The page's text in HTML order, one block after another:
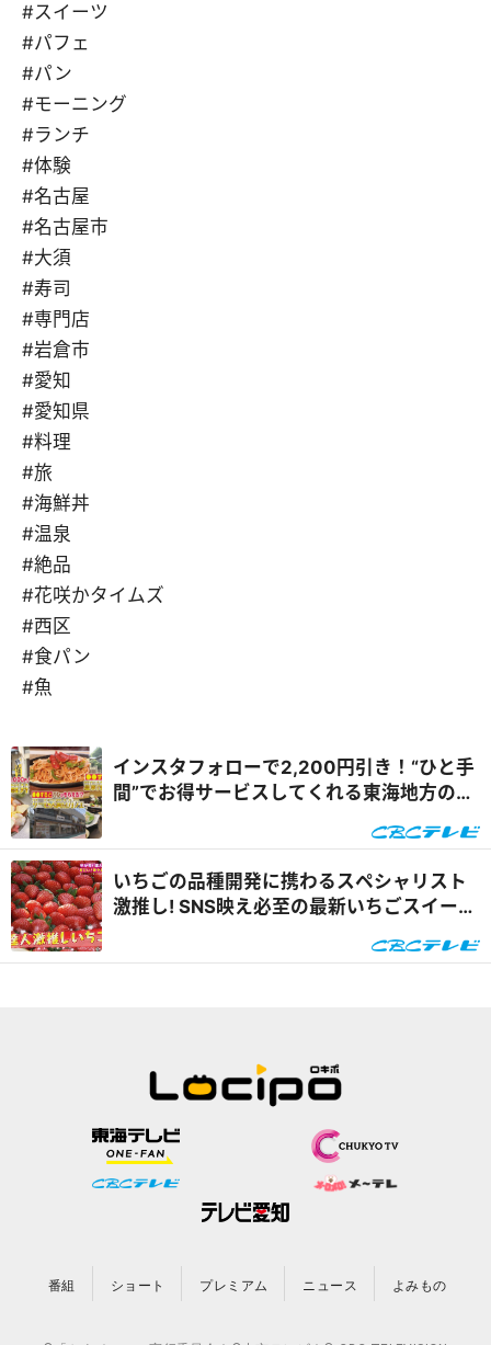
#スイーツ
#パフェ
#パン
#モーニング
#ランチ
#体験
#名古屋
#名古屋市
#大須
#寿司
#専門店
#岩倉市
#愛知
#愛知県
#料理
#旅
#海鮮丼
#温泉
#絶品
#花咲かタイムズ
#西区
#食パン
#魚
インスタフォローで2,200円引き！“ひと手
間”でお得サービスしてくれる東海地方のグ
ムズ』
いちごの品種開発に携わるスペシャリスト
激推し! SNS映え必至の最新いちごスイーツ
番組 ショート プレミアム ニュース よみもの